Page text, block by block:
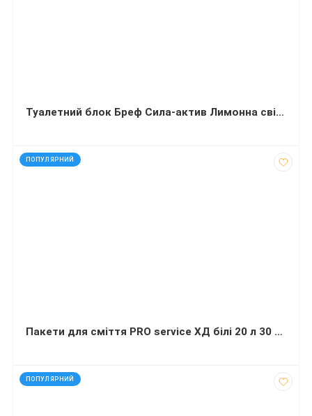
Туалетний блок Бреф Сила-актив Лимонна свіжість шарики 50гх3
ПОПУЛЯРНИЙ
код: 272630
Пакети для сміття PRO service ХД білі 20 л 30 шт 45х50 сантиметрів
ПОПУЛЯРНИЙ
код: 4418